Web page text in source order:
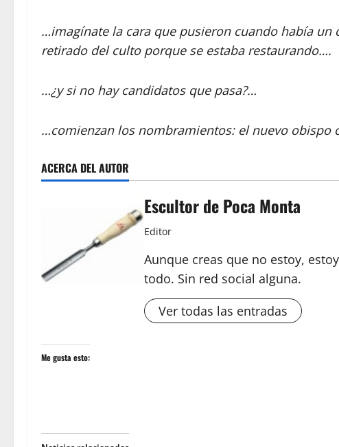
…imagínate la cara que pusieron cuando había un
retirado del culto porque se estaba restaurando….
…¿y si no hay candidatos que pasa?…
…comienzan los nombramientos: el nuevo obispo
ACERCA DEL AUTOR
Escultor de Poca Monta
Editor
Aunque creas que no estoy,
todo. Sin red social alguna.
Ver todas las entradas
Me gusta esto: